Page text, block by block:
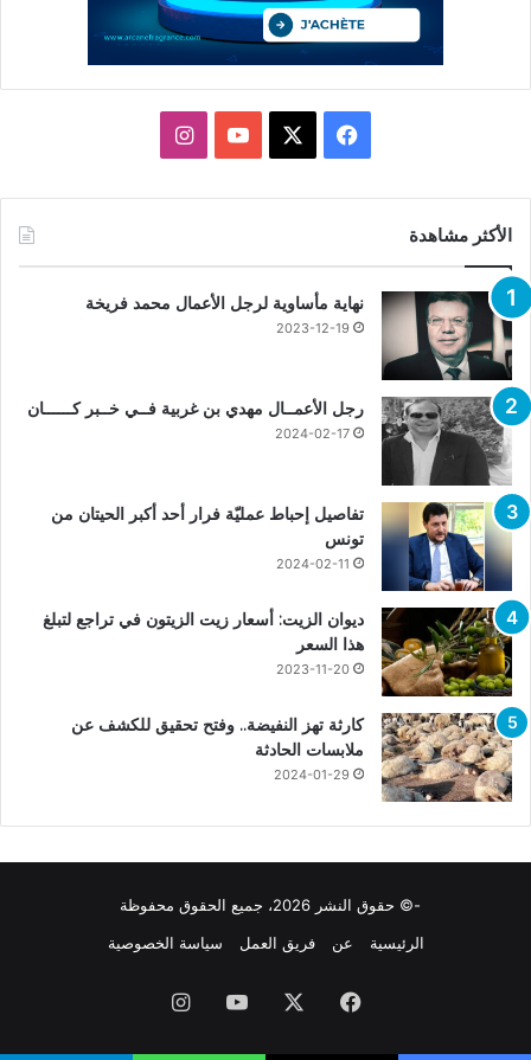
فيسبوك يوتيوبانستقرام
الأكثر مشاهدة
نهاية مأساوية لرجل الأعمال محمد فريخة
2023-12-19
رجل الأعمــال مهدي بن غربية فــي خــبر كــــــان
2024-02-17
تفاصيل إحباط عمليّة فرار أحد أكبر الحيتان من
تونس
2024-02-11
ديوان الزيت: أسعار زيت الزيتون في تراجع لتبلغ
هذا السعر
2023-11-20
كارثة تهز النفيضة.. وفتح تحقيق للكشف عن
ملابسات الحادثة
2024-01-29
-© حقوق النشر 2026، جميع الحقوق محفوظة
الرئيسية
عن فريق العمل سياسة الخصوصية
فيسبوك يوتيوبانستقرام